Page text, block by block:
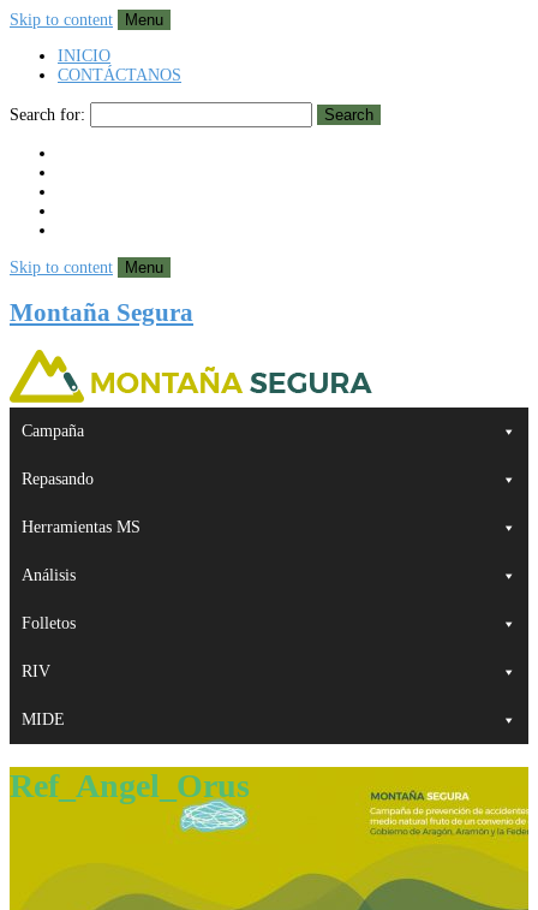
Skip to content
Menu
INICIO
CONTÁCTANOS
Search for: Search
Skip to content Menu
Montaña Segura
Campaña
Repasando
Herramientas MS
Análisis
Folletos
RIV
MIDE
Ref_Angel_Orus